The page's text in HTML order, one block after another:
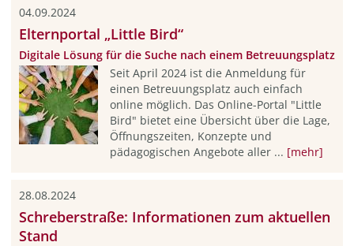
04.09.2024
Elternportal „Little Bird“
Digitale Lösung für die Suche nach einem Betreuungsplatz
Seit April 2024 ist die Anmeldung für
einen Betreuungsplatz auch einfach
online möglich. Das Online-Portal "Little
Bird" bietet eine Übersicht über die Lage,
Öffnungszeiten, Konzepte und
pädagogischen Angebote aller ... [mehr]
28.08.2024
Schreberstraße: Informationen zum aktuellen
Stand